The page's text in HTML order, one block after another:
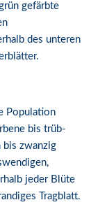
gefärbte
des unteren
Population
bis trüb-
bis zwanzig
jeder Blüte
Tragblatt.